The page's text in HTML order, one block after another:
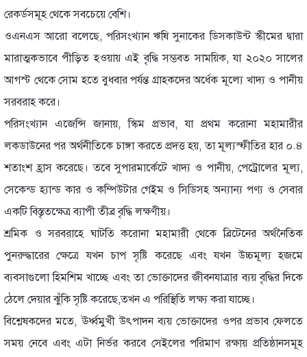
রেকর্ডসমূহ থেকে সবচেয়ে বেশি।
ওএনএস আরো বলেছে, পরিসংখ্যান ঋষি সুনাকের ডিসকাউন্ট স্কীমের দ্বারা
মারাত্মকভাবে পীড়িত হওয়ায় এই বৃদ্ধি সম্ভবত সাময়িক, যা ২০২০ সালের
আগস্ট থেকে সোম হতে বুধবার পর্যন্ত গ্রাহকদের অর্ধেক মূল্যে খাদ্য ও পানীয়
সরবরাহ করে।
পরিসংখ্যান এজেন্সি জানায়, স্কিম প্রভাব, যা প্রথম করোনা মহামারীর
লকডাউনের পর অর্থনীতিকে চাঙ্গা করতে প্রদত্ত হয়, তা মূল্যস্ফীতির হার ০.৪
শতাংশ হ্রাস করেছে। তবে সুপারমার্কেটে খাদ্য ও পানীয়, পেট্রোলের মূল্য,
সেকেন্ড হ্যান্ড কার ও কম্পিউটার গেইম ও সিডিসহ অন্যান্য পণ্য ও সেবার
একটি বিস্তৃতক্ষেত্র ব্যাপী তীব্র বৃদ্ধি লক্ষণীয়।
শ্রমিক ও সরবরাহে ঘাটতি করোনা মহামারী থেকে ব্রিটেনের অর্থনৈতিক
পুনরুদ্ধারের ক্ষেত্রে যখন চাপ সৃষ্টি করেছে এবং যখন উচ্চমূল্য হজমে
ব্যবসাগুলো হিমশিম খাচ্ছে এবং তা ভোক্তাদের জীবনযাত্রার ব্যয় বৃদ্ধির দিকে
ঠেলে দেয়ার ঝুঁকি সৃষ্টি করেছে,তখন এ পরিস্থিতি লক্ষ্য করা যাচ্ছে।
বিশ্লেষকদের মতে, ঊর্ধ্বমুখী উৎপাদন ব্যয় ভোক্তাদের ওপর প্রভাব ফেলতে
সময় নেবে এবং এটা নির্ভর করবে সেইলের পরিমাণ রক্ষায় প্রতিষ্ঠানসমূহ